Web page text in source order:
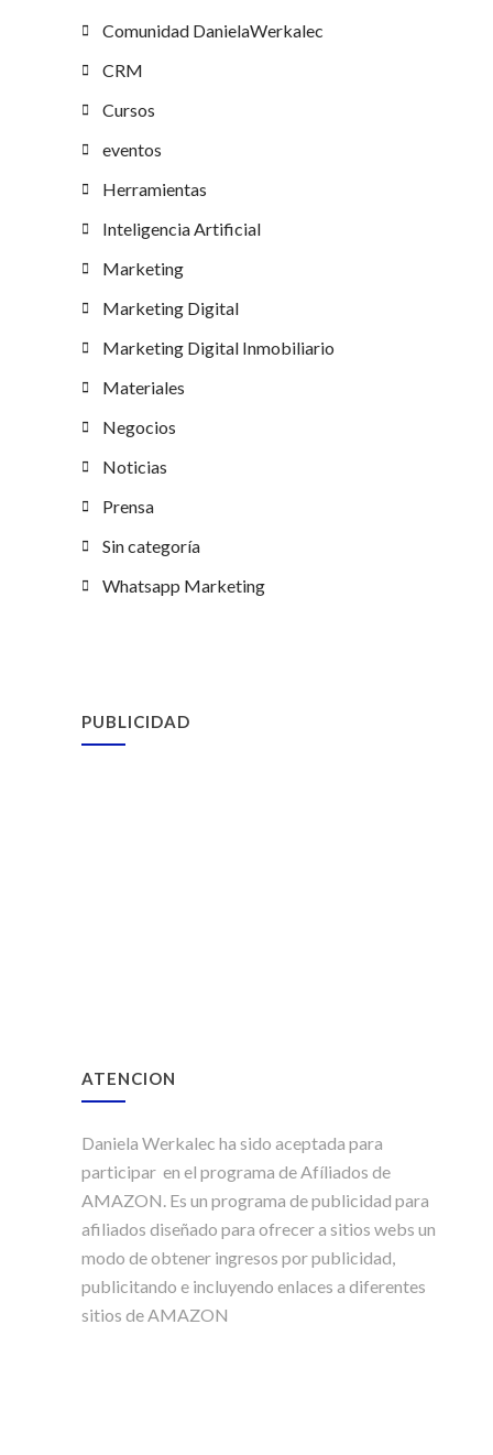
Comunidad DanielaWerkalec
CRM
Cursos
eventos
Herramientas
Inteligencia Artificial
Marketing
Marketing Digital
Marketing Digital Inmobiliario
Materiales
Negocios
Noticias
Prensa
Sin categoría
Whatsapp Marketing
PUBLICIDAD
ATENCION
Daniela Werkalec ha sido aceptada para
participar en el programa de Afíliados de
AMAZON. Es un programa de publicidad para
afiliados diseñado para ofrecer a sitios webs un
modo de obtener ingresos por publicidad,
publicitando e incluyendo enlaces a diferentes
sitios de AMAZON